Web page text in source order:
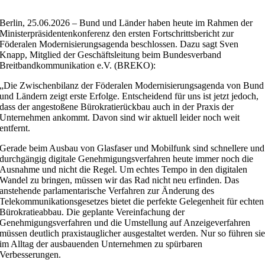
Berlin, 25.06.2026 – Bund und Länder haben heute im Rahmen der
Ministerpräsidentenkonferenz den ersten Fortschrittsbericht zur
Föderalen Modernisierungsagenda beschlossen. Dazu sagt Sven
Knapp, Mitglied der Geschäftsleitung beim Bundesverband
Breitbandkommunikation e.V. (BREKO):
„Die Zwischenbilanz der Föderalen Modernisierungsagenda von Bund
und Ländern zeigt erste Erfolge. Entscheidend für uns ist jetzt jedoch,
dass der angestoßene Bürokratierückbau auch in der Praxis der
Unternehmen ankommt. Davon sind wir aktuell leider noch weit
entfernt.
Gerade beim Ausbau von Glasfaser und Mobilfunk sind schnellere und
durchgängig digitale Genehmigungsverfahren heute immer noch die
Ausnahme und nicht die Regel. Um echtes Tempo in den digitalen
Wandel zu bringen, müssen wir das Rad nicht neu erfinden. Das
anstehende parlamentarische Verfahren zur Änderung des
Telekommunikationsgesetzes bietet die perfekte Gelegenheit für echten
Bürokratieabbau. Die geplante Vereinfachung der
Genehmigungsverfahren und die Umstellung auf Anzeigeverfahren
müssen deutlich praxistauglicher ausgestaltet werden. Nur so führen sie
im Alltag der ausbauenden Unternehmen zu spürbaren
Verbesserungen.